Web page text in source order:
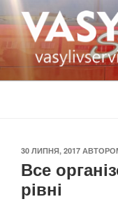
Перейти
до
вмісту
ВАСИЛІВ
автобус Україна Італія
ОПУБЛІКОВАНО
30 ЛИПНЯ, 2017
Все
рівні